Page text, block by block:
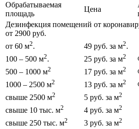
Обрабатываемая
площадь
Цена
Дезинфекция помещений от
от 2900 руб.
от 60 м2. 49 руб. за м2.
100 – 500 м2. 25 руб. за м2
500 – 1000 м2 17 руб. за м2
1000 – 2500 м2 13 руб. за м2
свыше 2500 м2 5 руб. за м2
свыше 10 тыс. м2 4 руб. за м2
свыше 250 тыс. м2 3 руб. за м2